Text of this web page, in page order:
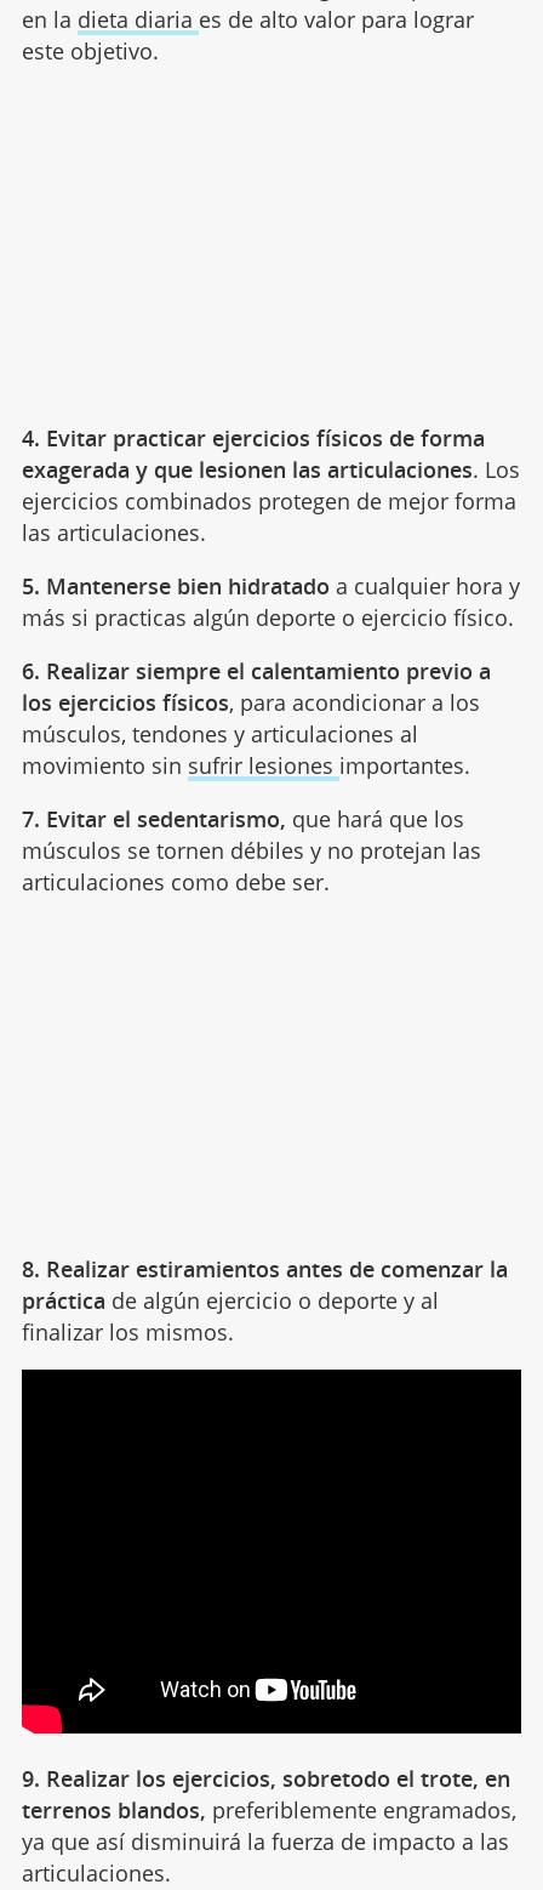
en la dieta diaria es de alto valor para lograr
este objetivo.
4. Evitar practicar ejercicios físicos de forma
exagerada y que lesionen las articulaciones. Los
ejercicios combinados protegen de mejor forma
las articulaciones.
5. Mantenerse bien hidratado a cualquier hora y
más si practicas algún deporte o ejercicio físico.
6. Realizar siempre el calentamiento previo a
los ejercicios físicos, para acondicionar a los
músculos, tendones y articulaciones al
movimiento sin sufrir lesiones importantes.
7. Evitar el sedentarismo, que hará que los
músculos se tornen débiles y no protejan las
articulaciones como debe ser.
8. Realizar estiramientos antes de comenzar la
práctica de algún ejercicio o deporte y al
finalizar los mismos.
9. Realizar los ejercicios, sobretodo el trote, en
terrenos blandos, preferiblemente engramados,
ya que así disminuirá la fuerza de impacto a las
articulaciones.